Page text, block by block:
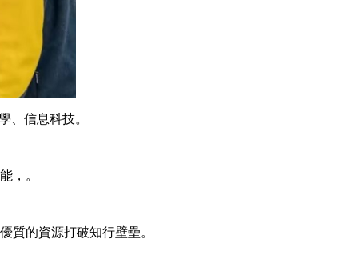
信息科技。
，。
的資源打破知行壁壘。